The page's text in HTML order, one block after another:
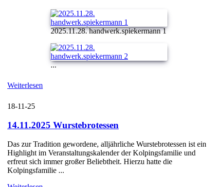
2025.11.28. handwerk.spiekermann 1
...
Weiterlesen
18-11-25
14.11.2025 Wurstebrotessen
Das zur Tradition gewordene, alljährliche Wurstebrotessen ist ein
Highlight im Veranstaltungskalender der Kolpingsfamilie und
erfreut sich immer großer Beliebtheit. Hierzu hatte die
Kolpingsfamilie ...